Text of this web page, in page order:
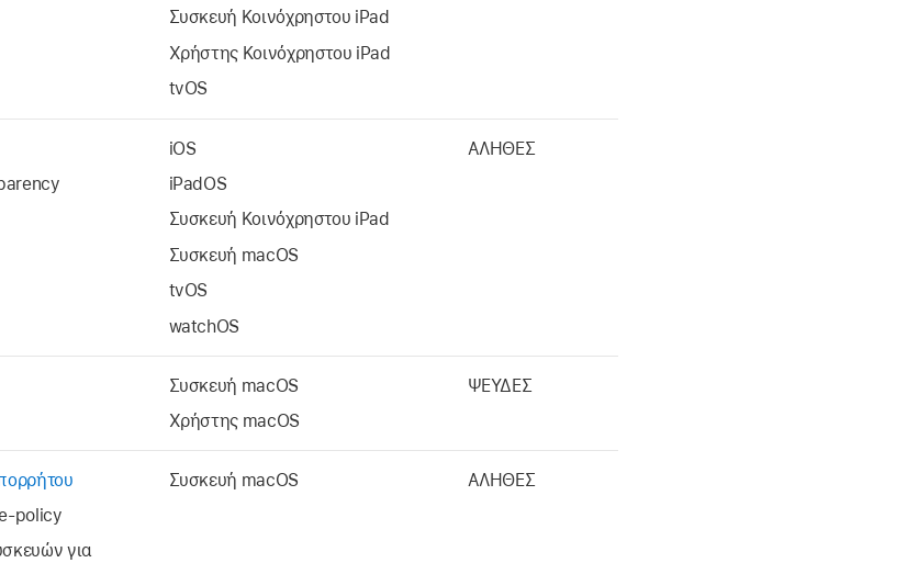
Συσκευή Κοινόχρηστου iPad
Χρήστης Κοινόχρηστου iPad
tvOS
iOS
iPadOS
Συσκευή Κοινόχρηστου iPad
Συσκευή macOS
tvOS
watchOS
ΑΛΗΘΕΣ
Συσκευή macOS
Χρήστης macOS
ΨΕΥΔΕΣ
policy
για
Συσκευή macOS ΑΛΗΘΕΣ